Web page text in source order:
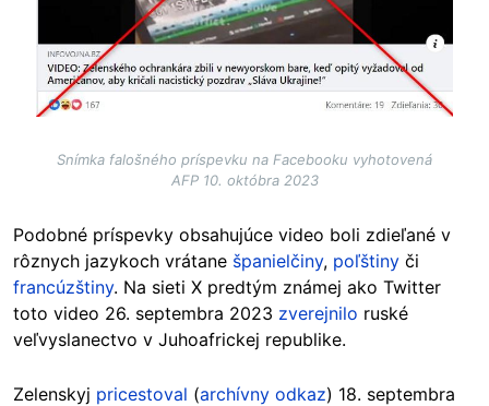
Snímka falošného príspevku na Facebooku vyhotovená
AFP 10. októbra 2023
Podobné príspevky obsahujúce video boli zdieľané v
rôznych jazykoch vrátane španielčiny, poľštiny či
francúzštiny. Na sieti X predtým známej ako Twitter
toto video 26. septembra 2023 zverejnilo ruské
veľvyslanectvo v Juhoafrickej republike.
Zelenskyj pricestoval (archívny odkaz) 18. septembra